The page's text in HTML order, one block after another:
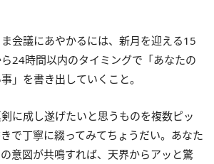
会議にあやかるには、新月を迎える15
24時間以内のタイミングで「あなたの
」を書き出していくこと。
に成し遂げたいと思うものを複数ピッ
で丁寧に綴ってみてちょうだい。あなた
意図が共鳴すれば、天界からアッと驚